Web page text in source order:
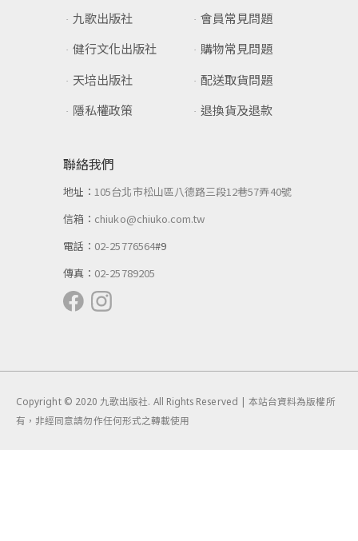
九歌出版社
健行文化出版社
天培出版社
隱私權政策
會員常見問題
購物常見問題
配送取貨問題
退換貨及退款
聯絡我們
地址： 105台北市松山區八德路三段12巷57弄40號
信箱： chiuko@chiuko.com.tw
電話： 02-25776564#9
傳真： 02-25789205
Copyright © 2020 九歌出版社. All Rights Reserved | 本站台資料為版權所
有，非經同意請勿作任何形式之轉載使用